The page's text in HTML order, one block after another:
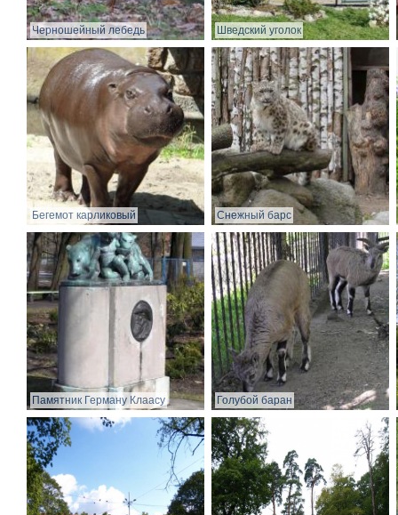
Черношейный лебедь Шведский уголок
Бегемот карликовый Снежный барс
Памятник Герману Клаасу Голубой баран